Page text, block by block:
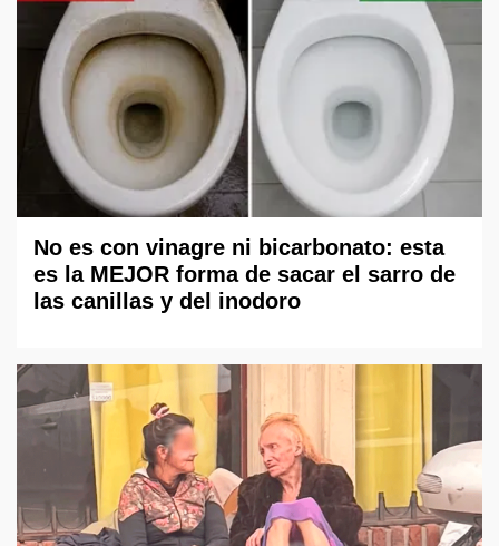
No es con vinagre ni bicarbonato: esta
es la MEJOR forma de sacar el sarro de
las canillas y del inodoro